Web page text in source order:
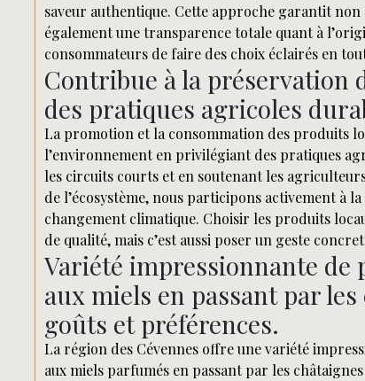
saveur authentique. Cette approche garantit
également une transparence totale quant à
consommateurs de faire des choix éclairés en
Contribue à la préservation
des pratiques agricoles
La promotion et la consommation des produits
l’environnement en privilégiant des pratiques
les circuits courts et en soutenant les
de l’écosystème, nous participons activement à
changement climatique. Choisir les produits
de qualité, mais c’est aussi poser un geste
Variété impressionnante de
aux miels en passant par
goûts et préférences.
La région des Cévennes offre une variété
aux miels parfumés en passant par les